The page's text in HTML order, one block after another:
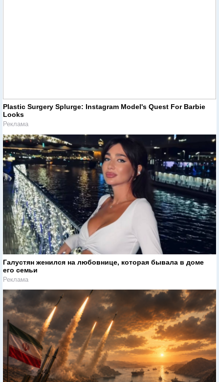
Plastic Surgery Splurge: Instagram Model's Quest For Barbie
Looks
Реклама
Галустян женился на любовнице, которая бывала в доме
его семьи
Реклама